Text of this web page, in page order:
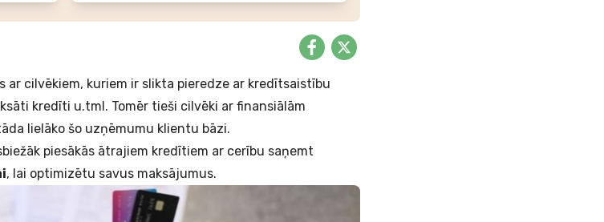
ar cilvēkiem, kuriem ir slikta pieredze ar kredītsaistību
kredīti u.tml. Tomēr tieši cilvēki ar finansiālām
lielāko šo uzņēmumu klientu bāzi.
piesākās ātrajiem kredītiem ar cerību saņemt
, lai optimizētu savus maksājumus.